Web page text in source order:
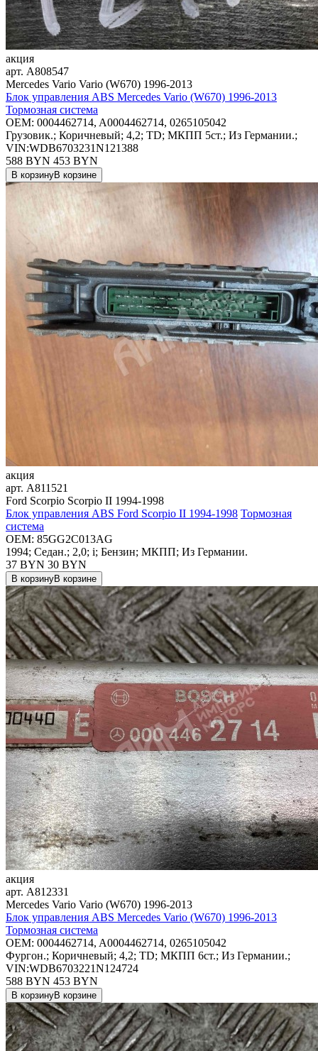
акция
арт. A808547
Mercedes Vario Vario (W670) 1996-2013
Блок управления ABS Mercedes Vario (W670) 1996-2013
Тормозная система
OEM: 0004462714, A0004462714, 0265105042
Грузовик.; Коричневый; 4,2; TD; МКПП 5ст.; Из Германии.;
VIN:WDB6703231N121388
588 BYN 453 BYN
В корзинуВ корзине
акция
арт. A811521
Ford Scorpio Scorpio II 1994-1998
Блок управления ABS Ford Scorpio II 1994-1998 Тормозная
система
OEM: 85GG2C013AG
1994; Седан.; 2,0; i; Бензин; МКПП; Из Германии.
37 BYN 30 BYN
В корзинуВ корзине
акция
арт. A812331
Mercedes Vario Vario (W670) 1996-2013
Блок управления ABS Mercedes Vario (W670) 1996-2013
Тормозная система
OEM: 0004462714, A0004462714, 0265105042
Фургон.; Коричневый; 4,2; TD; МКПП 6ст.; Из Германии.;
VIN:WDB6703221N124724
588 BYN 453 BYN
В корзинуВ корзине